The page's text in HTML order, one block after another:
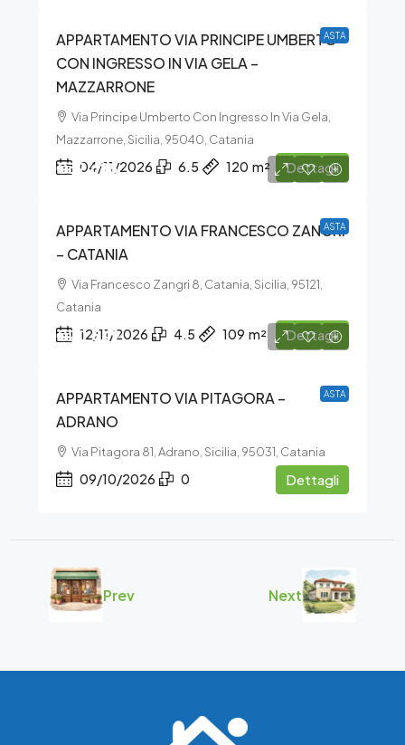
ASTA
APPARTAMENTO VIA PRINCIPE UMBERTO
CON INGRESSO IN VIA GELA –
MAZZARRONE
Via Principe Umberto Con Ingresso In Via Gela,
Mazzarrone, Sicilia, 95040, Catania
04/11/2026 6.5 120 m² Dettagli
ASTA
€37.688
APPARTAMENTO VIA FRANCESCO ZANGRI
– CATANIA
Via Francesco Zangri 8, Catania, Sicilia, 95121,
Catania
12/11/2026 4.5 109 m² Dettagli
ASTA
€20.849
APPARTAMENTO VIA PITAGORA –
ADRANO
Via Pitagora 81, Adrano, Sicilia, 95031, Catania
09/10/2026 0 Dettagli
Prev Next